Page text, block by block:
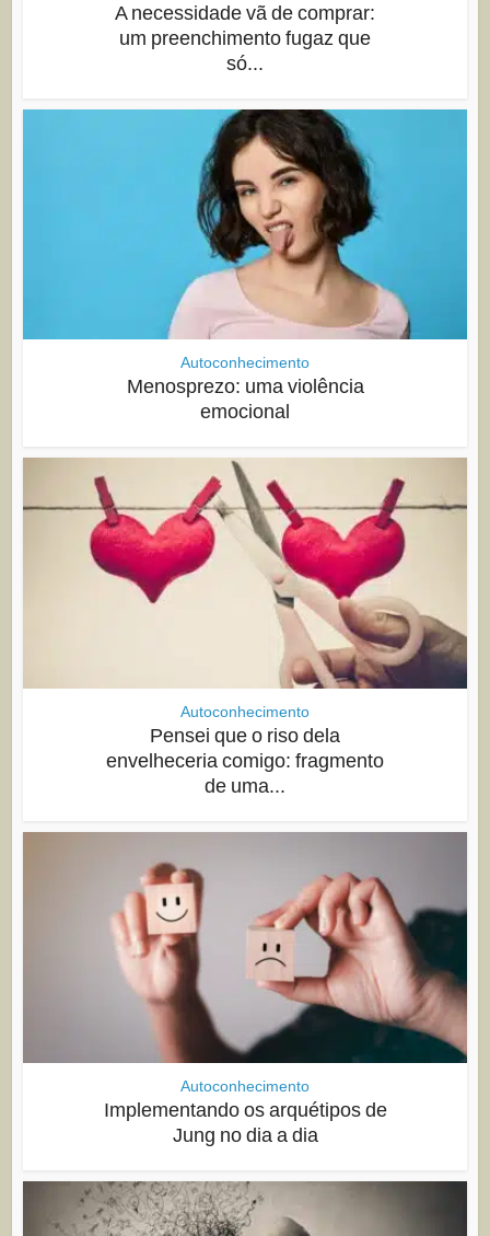
A necessidade vã de comprar:
um preenchimento fugaz que
só...
Autoconhecimento
Menosprezo: uma violência
emocional
Autoconhecimento
Pensei que o riso dela
envelheceria comigo: fragmento
de uma...
Autoconhecimento
Implementando os arquétipos de
Jung no dia a dia